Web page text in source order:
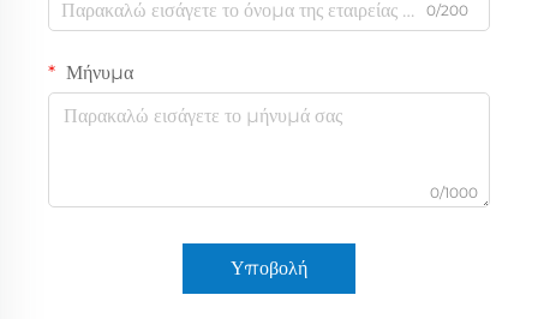
0/200
Μήνυμα
0/1000
Υποβολή